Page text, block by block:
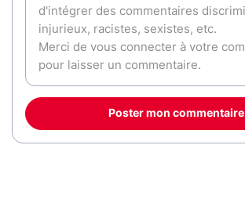
Poster mon commentaire